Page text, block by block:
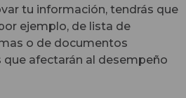
tu información, tendrás que
ejemplo, de lista de
o de documentos
que afectarán al desempeño